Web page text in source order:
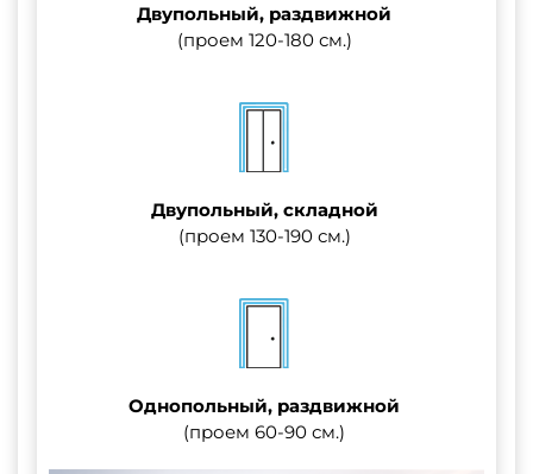
Двупольный, раздвижной
(проем 120-180 см.)
Двупольный, складной
(проем 130-190 см.)
Однопольный, раздвижной
(проем 60-90 см.)